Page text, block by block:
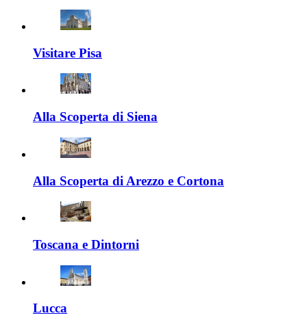
Visitare Pisa
Alla Scoperta di Siena
Alla Scoperta di Arezzo e Cortona
Toscana e Dintorni
Lucca